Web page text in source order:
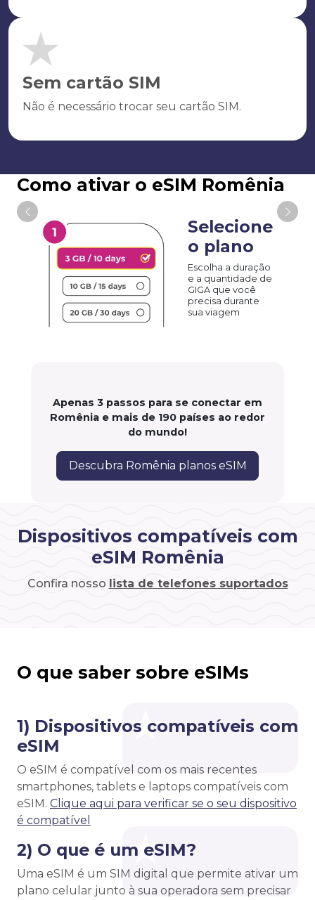
Sem cartão SIM
Não é necessário trocar seu cartão SIM.
Como ativar o eSIM Romênia
Selecione
o plano
Escolha a duração
e a quantidade de
GIGA que você
precisa durante
sua viagem
Apenas 3 passos para se conectar em
Romênia e mais de 190 países ao redor
do mundo!
Descubra Romênia planos eSIM
Dispositivos compatíveis com
eSIM Romênia
Confira nosso lista de telefones suportados
O que saber sobre eSIMs
1) Dispositivos compatíveis com
eSIM
O eSIM é compatível com os mais recentes
smartphones, tablets e laptops compatíveis com
eSIM. Clique aqui para verificar se o seu dispositivo
é compatível
2) O que é um eSIM?
Uma eSIM é um SIM digital que permite ativar um
plano celular junto à sua operadora sem precisar